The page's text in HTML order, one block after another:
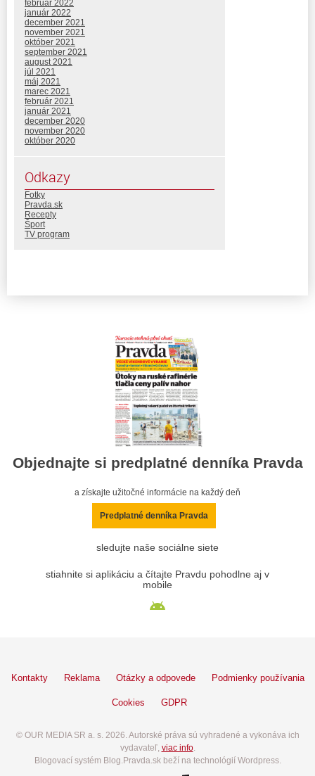
február 2022
január 2022
december 2021
november 2021
október 2021
september 2021
august 2021
júl 2021
máj 2021
marec 2021
február 2021
január 2021
december 2020
november 2020
október 2020
Odkazy
Fotky
Pravda.sk
Recepty
Šport
TV program
Objednajte si predplatné denníka Pravda
a získajte užitočné informácie na každý deň
Predplatné denníka Pravda
sledujte naše sociálne siete
stiahnite si aplikáciu a čítajte Pravdu pohodlne aj v
mobile
Kontakty Reklama Otázky a odpovede Podmienky používania
Cookies GDPR
© OUR MEDIA SR a. s. 2026. Autorské práva sú vyhradené a vykonáva ich
vydavateľ, viac info.
Blogovací systém Blog.Pravda.sk beží na technológií Wordpress.